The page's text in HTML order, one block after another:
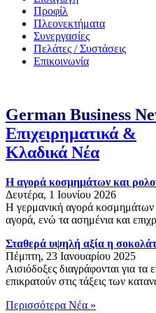
Προφίλ
Πλεονεκτήματα
Συνεργασίες
Πελάτες / Συστάσεις
Επικοινωνία
German Business
Επιχειρηματικά &
Κλαδικά Νέα
Η αγορά κοσμημάτων και
Δευτέρα, 1 Ιουνίου 2026
Η γερμανική αγορά κοσμημάτων
αγορά, ενώ τα ασημένια και
Σταθερά υψηλή αξία η
Πέμπτη, 23 Ιανουαρίου 2025
Αισιόδοξες διαγράφονται για
επικρατούν στις τάξεις των
Περισσότερα Νέα »